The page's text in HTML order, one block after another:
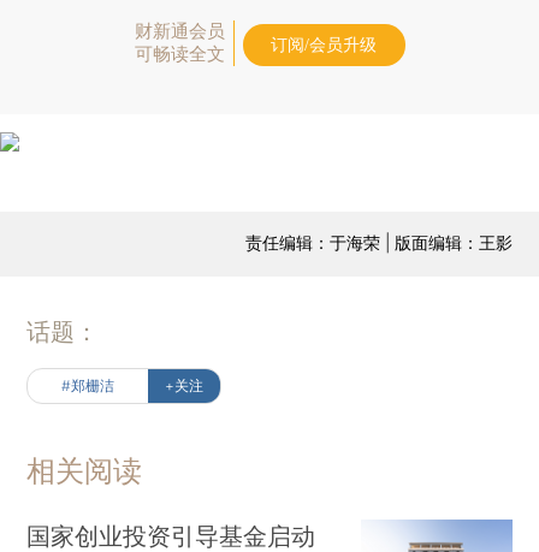
财新通会员
可畅读全文
订阅/会员升级
责任编辑：于海荣 | 版面编辑：王影
话题：
#郑栅洁 +关注
相关阅读
国家创业投资引导基金启动